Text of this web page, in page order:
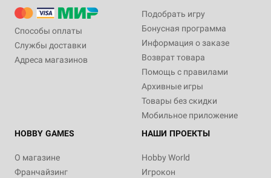
Способы оплаты
Службы доставки
Адреса магазинов
Подобрать игру
Бонусная программа
Информация о заказе
Возврат товара
Помощь с правилами
Архивные игры
Товары без скидки
Мобильное приложение
HOBBY GAMES
О магазине
Франчайзинг
НАШИ ПРОЕКТЫ
Hobby World
Игрокон